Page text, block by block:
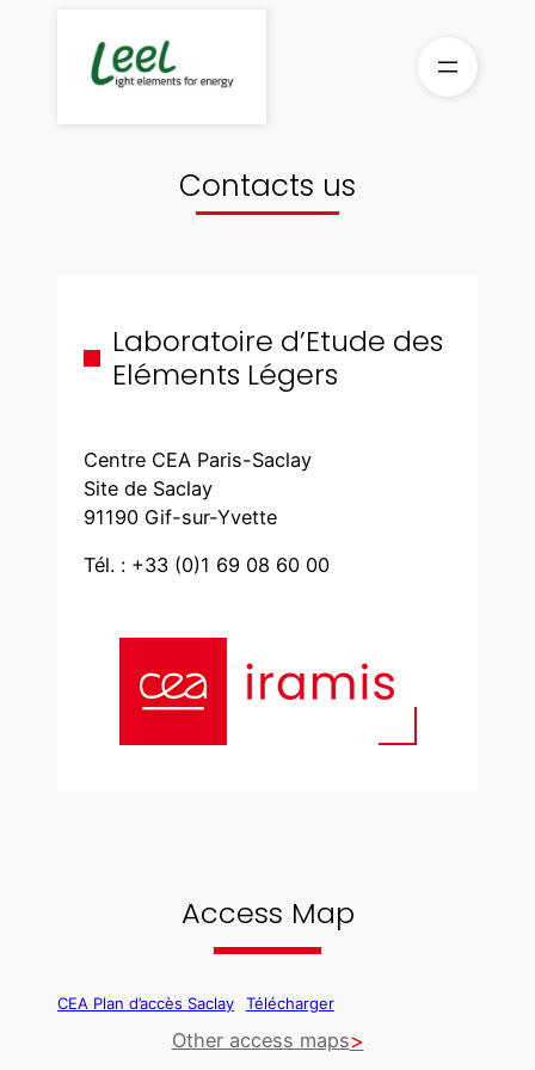
Contacts us
Laboratoire d’Etude des
Eléments Légers
Centre CEA Paris-Saclay
Site de Saclay
91190 Gif-sur-Yvette
Tél. : +33 (0)1 69 08 60 00
Access Map
CEA Plan d’accès Saclay Télécharger
Other access maps